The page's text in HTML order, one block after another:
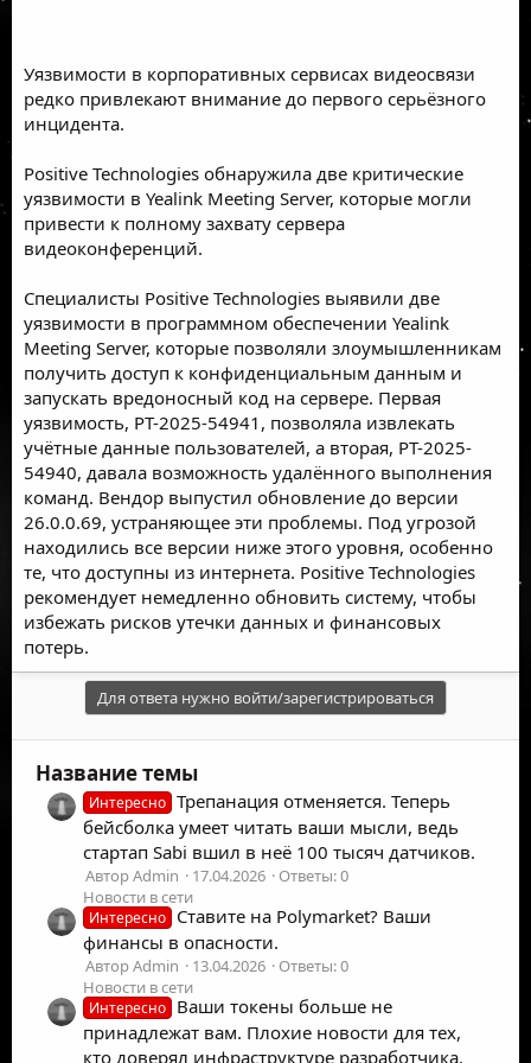
Уязвимости в корпоративных сервисах видеосвязи
редко привлекают внимание до первого серьёзного
инцидента.
Positive Technologies обнаружила две критические
уязвимости в Yealink Meeting Server, которые могли
привести к полному захвату сервера
видеоконференций.
Специалисты Positive Technologies выявили две
уязвимости в программном обеспечении Yealink
Meeting Server, которые позволяли злоумышленникам
получить доступ к конфиденциальным данным и
запускать вредоносный код на сервере. Первая
уязвимость, PT-2025-54941, позволяла извлекать
учётные данные пользователей, а вторая, PT-2025-
54940, давала возможность удалённого выполнения
команд. Вендор выпустил обновление до версии
26.0.0.69, устраняющее эти проблемы. Под угрозой
находились все версии ниже этого уровня, особенно
те, что доступны из интернета. Positive Technologies
рекомендует немедленно обновить систему, чтобы
избежать рисков утечки данных и финансовых
потерь.
Для ответа нужно войти/зарегистрироваться
Название темы
Интересно Трепанация отменяется. Теперь
бейсболка умеет читать ваши мысли, ведь
стартап Sabi вшил в неё 100 тысяч датчиков.
Автор Admin 17.04.2026
Ответы: 0
Новости в сети
Интересно Ставите на Polymarket? Ваши
финансы в опасности.
Автор Admin 13.04.2026
Ответы: 0
Новости в сети
Интересно Ваши токены больше не
принадлежат вам. Плохие новости для тех,
кто доверял инфраструктуре разработчика.